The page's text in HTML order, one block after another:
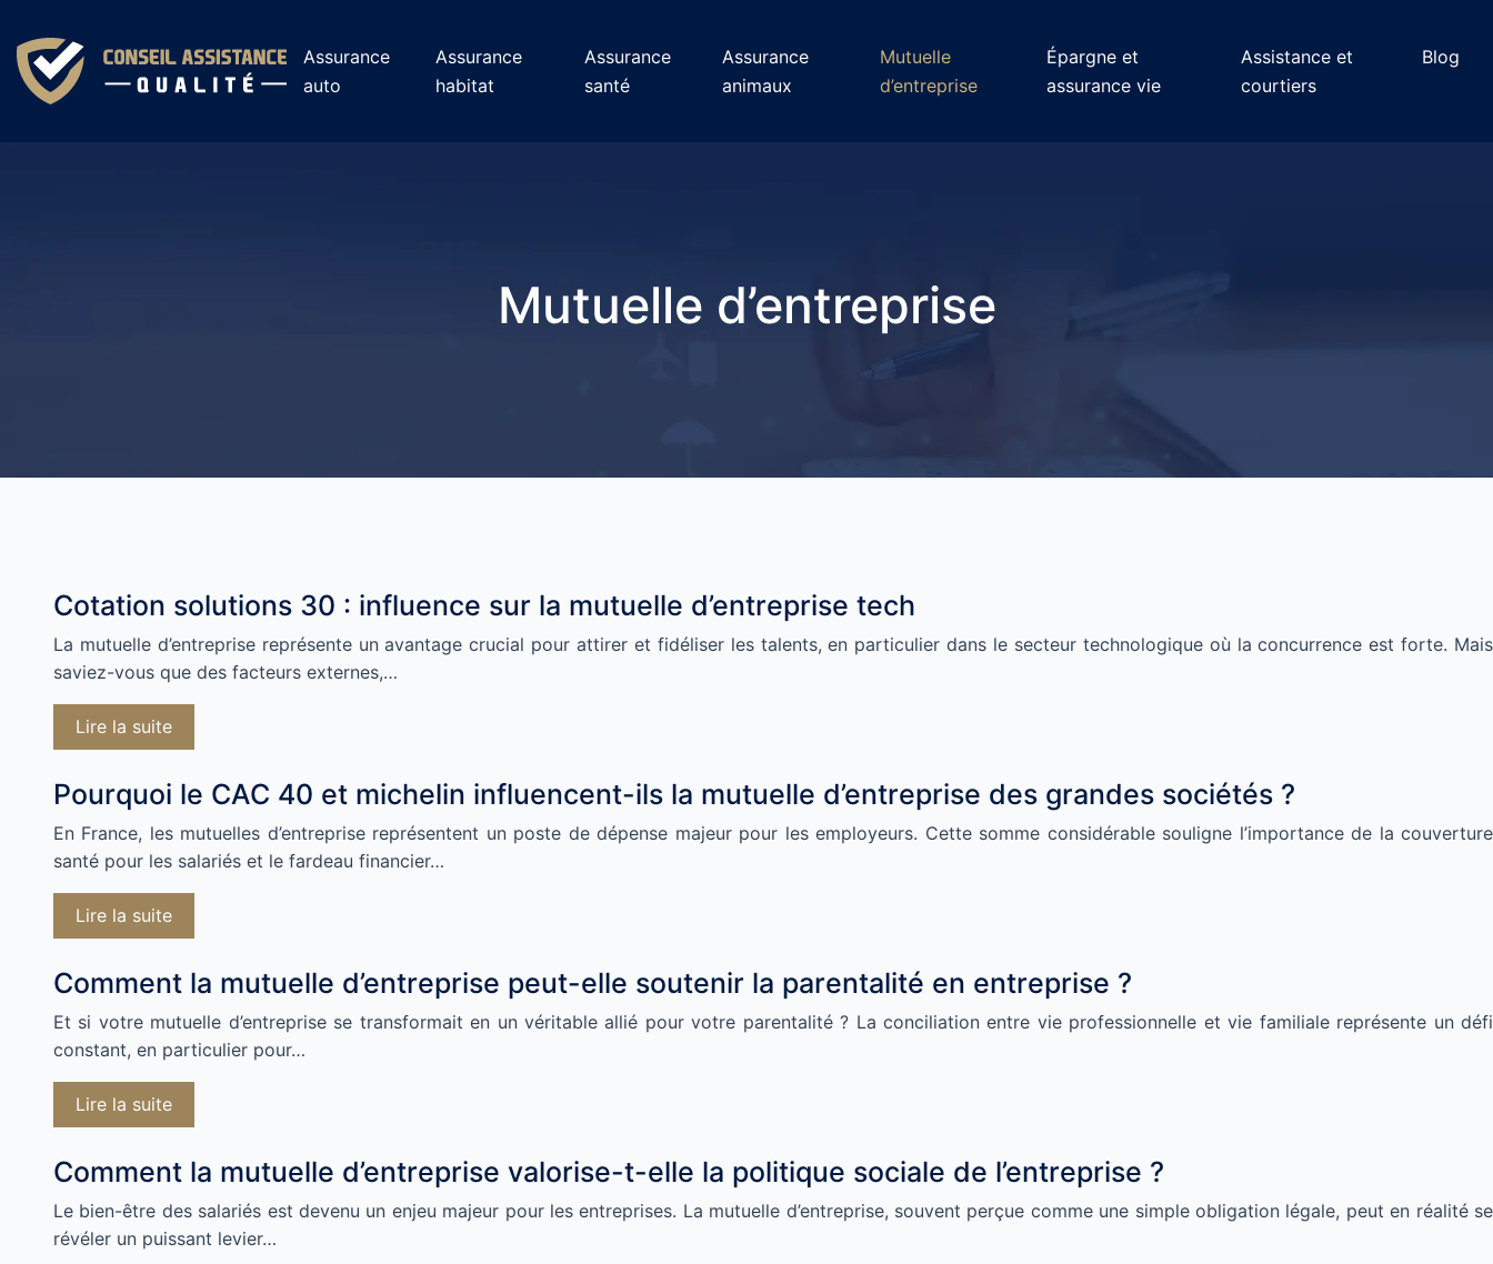
Assurance
auto
Assurance
habitat
Assurance
santé
Assurance
animaux
Mutuelle
d’entreprise
Épargne et
assurance vie
Assistance et
courtiers
Blog
Mutuelle d’entreprise
Cotation solutions 30 : influence sur la mutuelle d’entreprise tech
La mutuelle d’entreprise représente un avantage crucial pour attirer et fidéliser les talents, en particulier dans le secteur technologique où la concurrence est forte. Mais
saviez-vous que des facteurs externes,…
Lire la suite
Pourquoi le CAC 40 et michelin influencent-ils la mutuelle d’entreprise des grandes sociétés ?
En France, les mutuelles d’entreprise représentent un poste de dépense majeur pour les employeurs. Cette somme considérable souligne l’importance de la couverture
santé pour les salariés et le fardeau financier…
Lire la suite
Comment la mutuelle d’entreprise peut-elle soutenir la parentalité en entreprise ?
Et si votre mutuelle d’entreprise se transformait en un véritable allié pour votre parentalité ? La conciliation entre vie professionnelle et vie familiale représente un défi
constant, en particulier pour…
Lire la suite
Comment la mutuelle d’entreprise valorise-t-elle la politique sociale de l’entreprise ?
Le bien-être des salariés est devenu un enjeu majeur pour les entreprises. La mutuelle d’entreprise, souvent perçue comme une simple obligation légale, peut en réalité se
révéler un puissant levier…